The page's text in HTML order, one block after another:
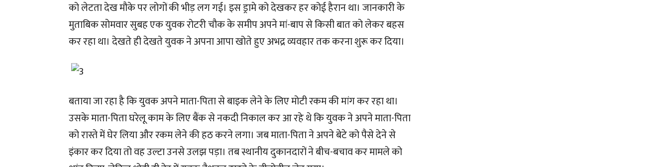
को लेटता देख मौके पर लोगों की भीड़ लग गई। इस ड्रामे को देखकर हर कोई हैरान था। जानकारी के
मुताबिक सोमवार सुबह एक युवक रोटरी चौक के समीप अपने मां-बाप से किसी बात को लेकर बहस
कर रहा था। देखते ही देखते युवक ने अपना आपा खोते हुए अभद्र व्यवहार तक करना शुरू कर दिया।
बताया जा रहा है कि युवक अपने माता-पिता से बाइक लेने के लिए मोटी रकम की मांग कर रहा था।
उसके माता-पिता घरेलू काम के लिए बैंक से नकदी निकाल कर आ रहे थे कि युवक ने अपने माता-पिता
को रास्ते में घेर लिया और रकम लेने की हठ करने लगा। जब माता-पिता ने अपने बेटे को पैसे देने से
इंकार कर दिया तो वह उल्टा उनसे उलझ पड़ा। तब स्थानीय दुकानदारों ने बीच-बचाव कर मामले को